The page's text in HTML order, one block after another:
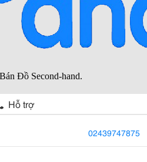
Hỗ trợ
02439747875